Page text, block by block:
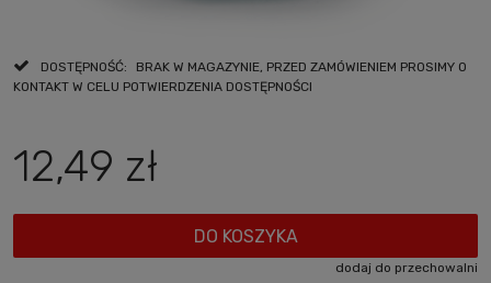
DOSTĘPNOŚĆ:
BRAK W MAGAZYNIE, PRZED ZAMÓWIENIEM PROSIMY O
KONTAKT W CELU POTWIERDZENIA DOSTĘPNOŚCI
12,49 zł
DO KOSZYKA
dodaj do przechowalni